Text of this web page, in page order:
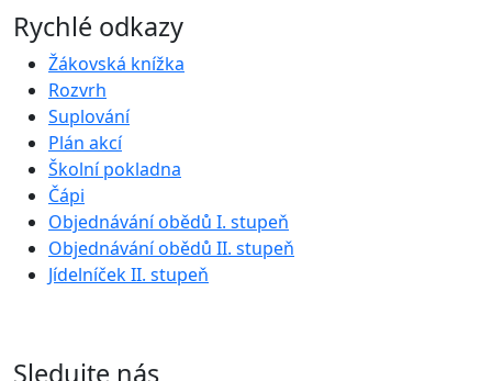
Rychlé odkazy
Žákovská knížka
Rozvrh
Suplování
Plán akcí
Školní pokladna
Čápi
Objednávání obědů I. stupeň
Objednávání obědů II. stupeň
Jídelníček II. stupeň
Sledujte nás